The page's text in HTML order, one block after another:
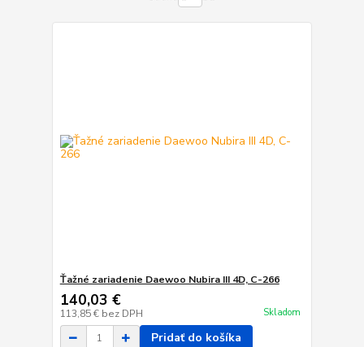
Ťažné zariadenie Daewoo Nubira III 4D, C-266
140,03 €
113,85 € bez DPH Skladom
Pridať do košíka